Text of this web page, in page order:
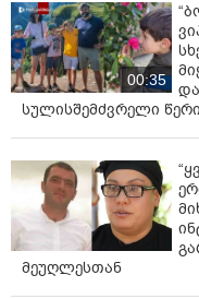
00:35
სულისშემძვრელი
მეუღლესთან